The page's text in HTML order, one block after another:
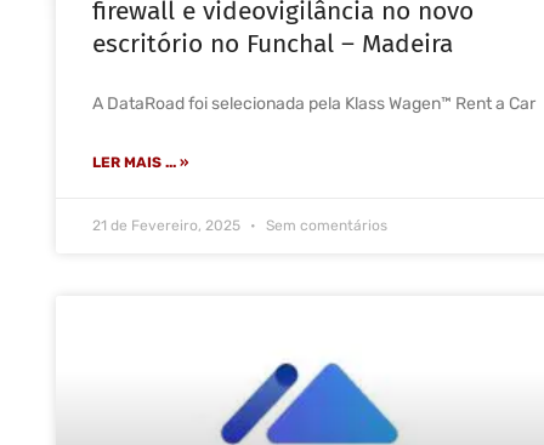
firewall e videovigilância no novo
escritório no Funchal – Madeira
A DataRoad foi selecionada pela Klass Wagen™ Rent a Car
LER MAIS ... »
21 de Fevereiro, 2025 Sem comentários